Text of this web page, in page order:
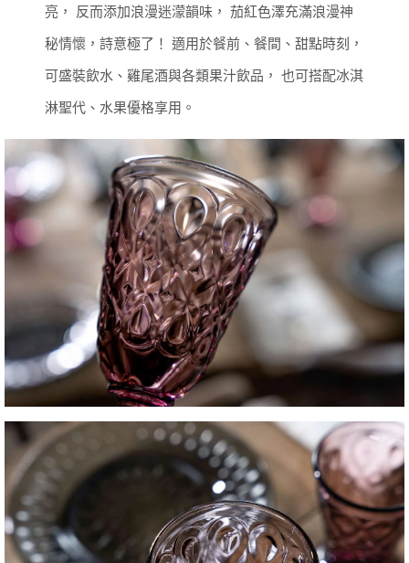
亮， 反而添加浪漫迷濛韻味， 茄紅色澤充滿浪漫神
秘情懷，詩意極了！ 適用於餐前、餐間、甜點時刻，
可盛裝飲水、雞尾酒與各類果汁飲品， 也可搭配冰淇
淋聖代、水果優格享用。